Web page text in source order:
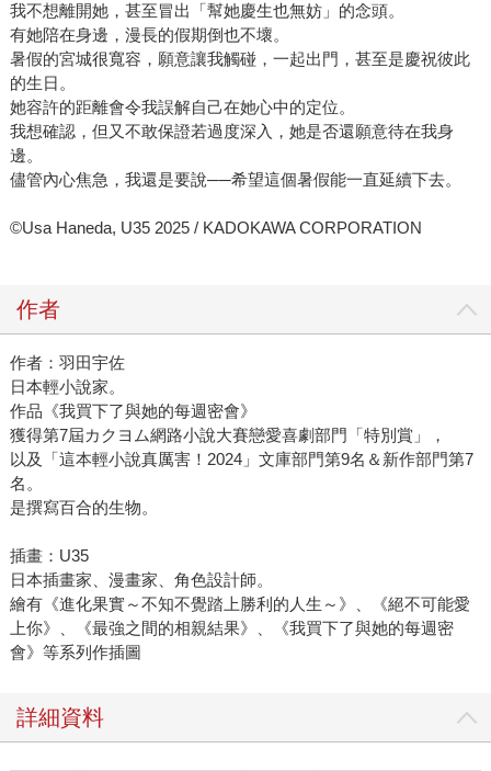
我不想離開她，甚至冒出「幫她慶生也無妨」的念頭。
有她陪在身邊，漫長的假期倒也不壞。
暑假的宮城很寬容，願意讓我觸碰，一起出門，甚至是慶祝彼此
的生日。
她容許的距離會令我誤解自己在她心中的定位。
我想確認，但又不敢保證若過度深入，她是否還願意待在我身
邊。
儘管內心焦急，我還是要說──希望這個暑假能一直延續下去。
©Usa Haneda, U35 2025 / KADOKAWA CORPORATION
作者
作者：羽田宇佐
日本輕小說家。
作品《我買下了與她的每週密會》
獲得第7屆カクヨム網路小說大賽戀愛喜劇部門「特別賞」，
以及「這本輕小說真厲害！2024」文庫部門第9名＆新作部門第7
名。
是撰寫百合的生物。
插畫：U35
日本插畫家、漫畫家、角色設計師。
繪有《進化果實～不知不覺踏上勝利的人生～》、《絕不可能愛
上你》、《最強之間的相親結果》、《我買下了與她的每週密
會》等系列作插圖
詳細資料